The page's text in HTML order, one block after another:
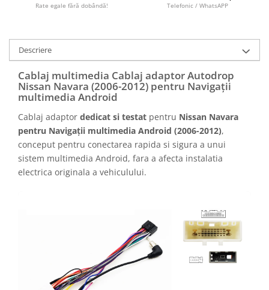
Camere marșarier auto
Camere Skoda
Camere Volkswagen
Camere Mercedes Benz
Camere Audi
Camere BMW
Camere Renault
Rate egale fără dobândă! Telefonic / WhatsAPP
Descriere
Cablaj multimedia Cablaj adaptor Autodrop
Nissan Navara (2006-2012) pentru Navigații
multimedia Android
Cablaj adaptor dedicat si testat pentru Nissan Navara
pentru Navigații multimedia Android (2006-2012),
conceput pentru conectarea rapida si sigura a unui
sistem multimedia Android, fara a afecta instalatia
electrica originala a vehiculului.